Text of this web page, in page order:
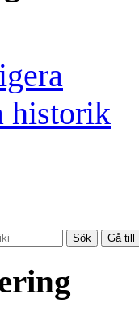
historik